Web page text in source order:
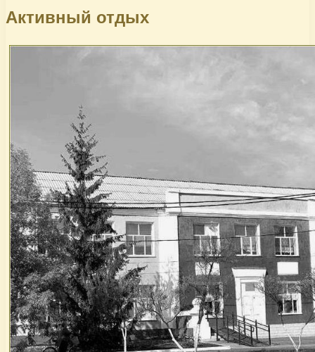
Активный отдых